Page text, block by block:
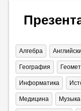
Алгебра
География
Информатика
Медицина Музыка